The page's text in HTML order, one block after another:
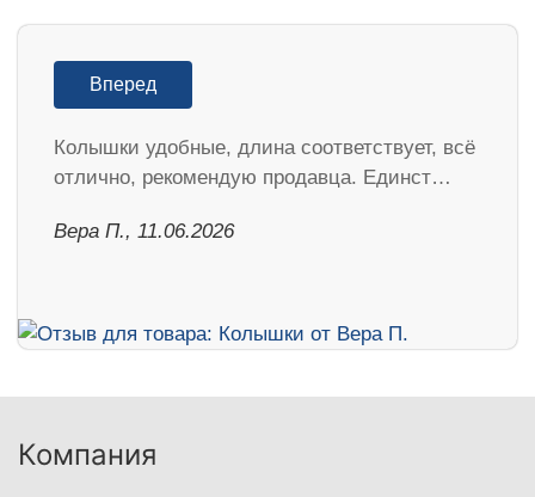
Вперед
Колышки удобные, длина соответствует, всё
отлично, рекомендую продавца. Единст…
Вера П., 11.06.2026
Компания